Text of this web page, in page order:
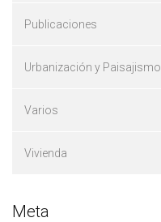
Publicaciones
Urbanización y Paisajismo
Varios
Vivienda
Meta